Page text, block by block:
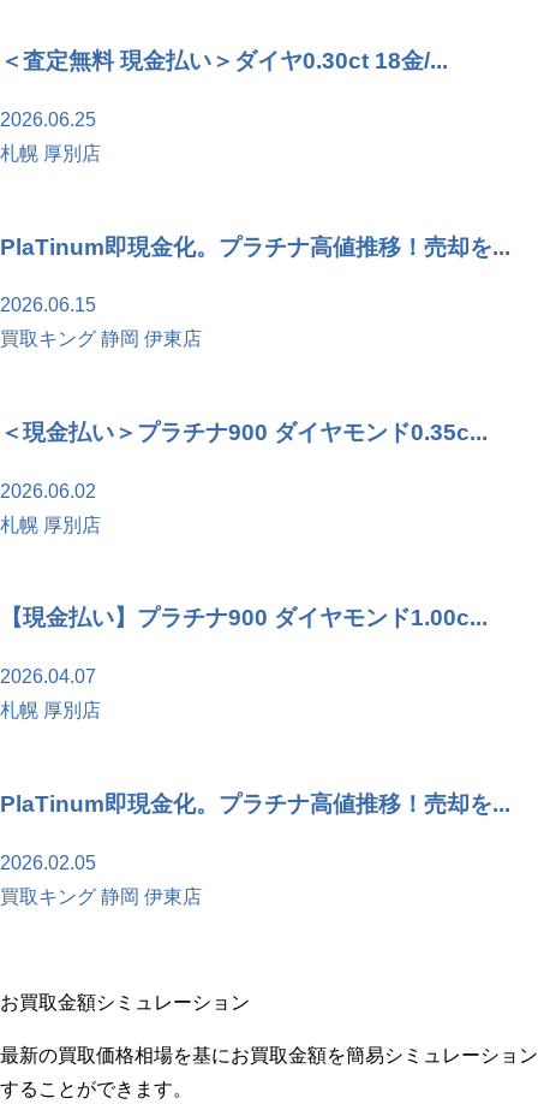
＜査定無料 現金払い＞ダイヤ0.30ct 18金/...
2026.06.25
札幌 厚別店
PlaTinum即現金化。プラチナ高値推移！売却を...
2026.06.15
買取キング 静岡 伊東店
＜現金払い＞プラチナ900 ダイヤモンド0.35c...
2026.06.02
札幌 厚別店
【現金払い】プラチナ900 ダイヤモンド1.00c...
2026.04.07
札幌 厚別店
PlaTinum即現金化。プラチナ高値推移！売却を...
2026.02.05
買取キング 静岡 伊東店
お買取金額シミュレーション
最新の買取価格相場を基にお買取金額を簡易シミュレーション
することができます。